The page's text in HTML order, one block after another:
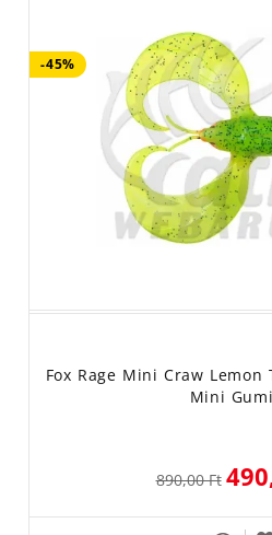
-45%
Fox Rage Mini Craw Lemon
Mini
890,00 Ft